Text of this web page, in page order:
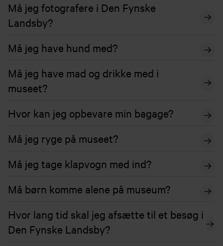
Må jeg fotografere i Den Fynske
Landsby?
Må jeg have hund med?
Må jeg have mad og drikke med i
museet?
Hvor kan jeg opbevare min bagage?
Må jeg ryge på museet?
Må jeg tage klapvogn med ind?
Må børn komme alene på museum?
Hvor lang tid skal jeg afsætte til et besøg i
Den Fynske Landsby?